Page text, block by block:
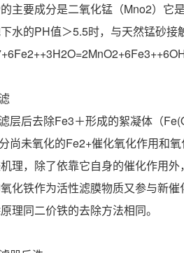
主要成分是二氧化锰（Mno2）它
水的PH值＞5.5时，与天然锰砂
层后去除Fe3＋形成的絮凝体（
尚未氧化的Fe2+催化氧化作用和氧
理，除了依靠它自身的催化作用
化铁作为活性滤膜物质又参与新
理同二价铁的去除方法相同。